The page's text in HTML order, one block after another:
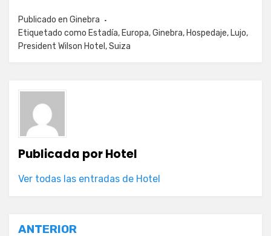
Publicado en Ginebra
Etiquetado como Estadía, Europa,Ginebra, Hospedaje, Lujo,
President Wilson Hotel ,Suiza
Publicada porHotel
Ver todas las entradas de Hotel
ANTERIOR